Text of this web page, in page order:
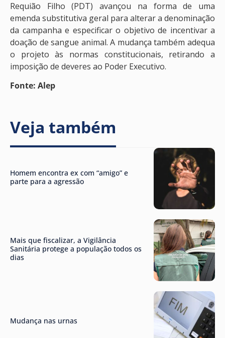
Requião Filho (PDT) avançou na forma de uma
emenda substitutiva geral para alterar a denominação
da campanha e especificar o objetivo de incentivar a
doação de sangue animal. A mudança também adequa
o projeto às normas constitucionais, retirando a
imposição de deveres ao Poder Executivo.
Fonte: Alep
Veja também
Homem encontra ex com “amigo” e
parte para a agressão
Mais que fiscalizar, a Vigilância
Sanitária protege a população todos os
dias
Mudança nas urnas